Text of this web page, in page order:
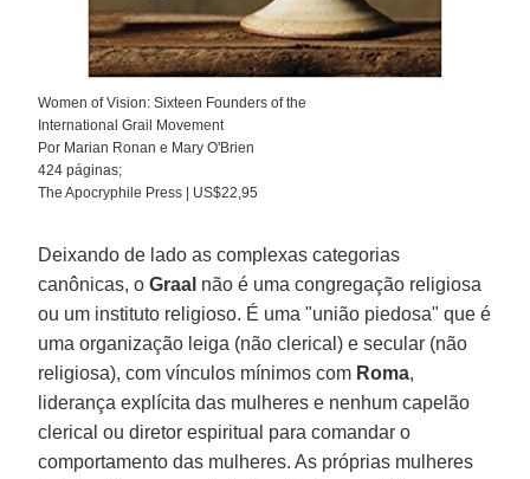
Women of Vision: Sixteen Founders of the
International Grail Movement
Por Marian Ronan e Mary O'Brien
424 páginas;
The Apocryphile Press | US$22,95
Deixando de lado as complexas categorias
canônicas, oGraal não é uma congregação religiosa
ou um instituto religioso. É uma "união piedosa" que é
uma organização leiga (não clerical) e secular (não
religiosa), com vínculos mínimos com Roma,
liderança explícita das mulheres e nenhum capelão
clerical ou diretor espiritual para comandar o
comportamento das mulheres. As próprias mulheres